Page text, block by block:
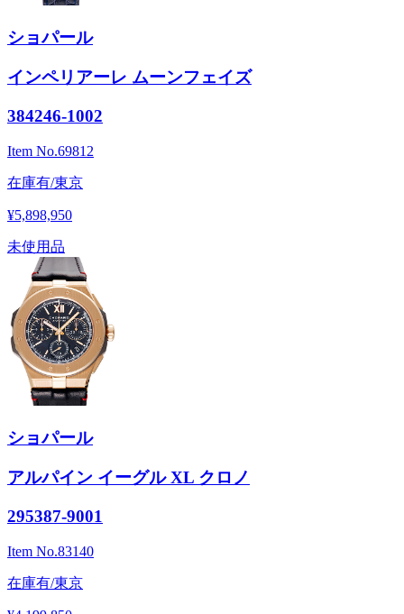
ショパール
インペリアーレ ムーンフェイズ
384246-1002
Item No.69812
在庫有/東京
¥5,898,950
未使用品
ショパール
アルパイン イーグル XL クロノ
295387-9001
Item No.83140
在庫有/東京